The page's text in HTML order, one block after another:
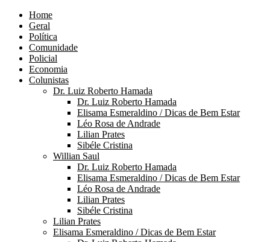
Home
Geral
Política
Comunidade
Policial
Economia
Colunistas
Dr. Luiz Roberto Hamada
Dr. Luiz Roberto Hamada
Elisama Esmeraldino / Dicas de Bem Estar
Léo Rosa de Andrade
Lilian Prates
Sibéle Cristina
Willian Saul
Dr. Luiz Roberto Hamada
Elisama Esmeraldino / Dicas de Bem Estar
Léo Rosa de Andrade
Lilian Prates
Sibéle Cristina
Lilian Prates
Elisama Esmeraldino / Dicas de Bem Estar